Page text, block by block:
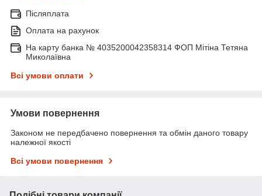
Післяплата
Оплата на рахунок
На карту банка № 4035200042358314 ФОП Мітіна Тетяна
Миколаївна
Всі умови оплати
Умови повернення
Законом не передбачено повернення та обмін даного товару
належної якості
Всі умови повернення